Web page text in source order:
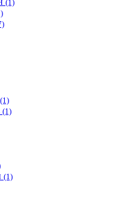
(1)
(1)
(1)
(1)